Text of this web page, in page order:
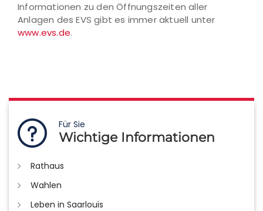
Informationen zu den Öffnungszeiten aller
Anlagen des EVS gibt es immer aktuell unter
www.evs.de.
Für Sie
Wichtige Informationen
Rathaus
Wahlen
Leben in Saarlouis